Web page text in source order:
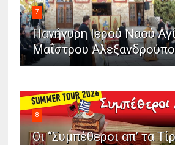
7
Πανήγυρη Ιερού Ναού
Μαΐστρου
8
Οι “Συμπέθεροι απ’ τα